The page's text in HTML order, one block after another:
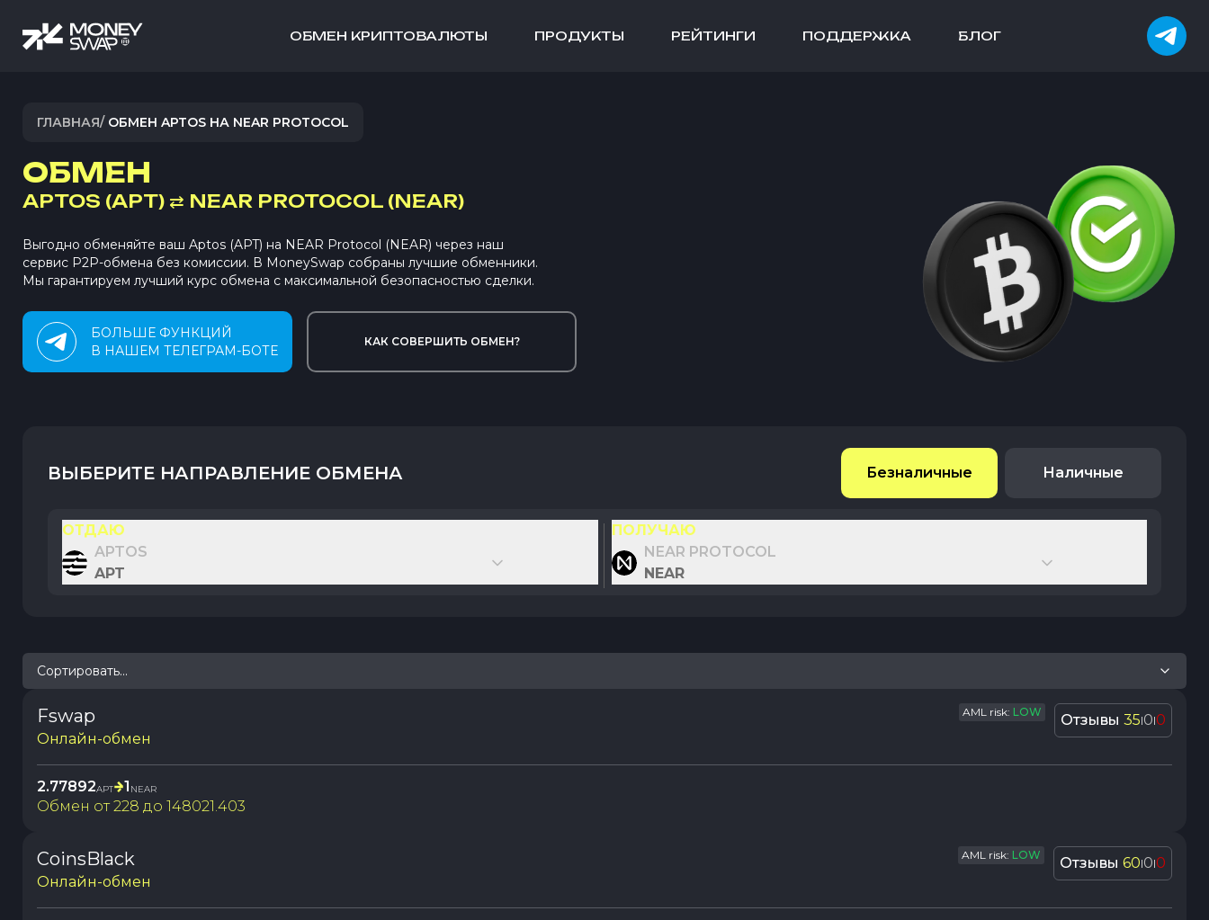
ОБМЕН КРИПТОВАЛЮТЫ ПРОДУКТЫ РЕЙТИНГИ ПОДДЕРЖКА БЛОГ
ГЛАВНАЯ/ ОБМЕН APTOS НА NEAR PROTOCOL
ОБМЕН
APTOS (APT) ⇄ NEAR PROTOCOL (NEAR)
Выгодно обменяйте ваш Aptos (APT) на NEAR Protocol (NEAR) через наш
сервис P2P-обмена без комиссии. В MoneySwap собраны лучшие обменники.
Мы гарантируем лучший курс обмена с максимальной безопасностью сделки.
БОЛЬШЕ ФУНКЦИЙ
В НАШЕМ ТЕЛЕГРАМ-БОТЕ
КАК СОВЕРШИТЬ ОБМЕН?
ВЫБЕРИТЕ НАПРАВЛЕНИЕ ОБМЕНА Безналичные Наличные
ОТДАЮ
APTOS
APT
ПОЛУЧАЮ
NEAR PROTOCOL
NEAR
Сортировать...
Fswap AML risk: LOW
Онлайн-обмен
Отзывы 35|0|0
2.77892APT 1 NEAR
Обмен от228 до 148021.403
CoinsBlack AML risk: LOW
Онлайн-обмен
Отзывы 60|0|0